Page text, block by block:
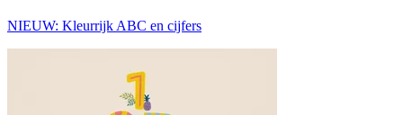
NIEUW: Kleurrijk ABC en cijfers